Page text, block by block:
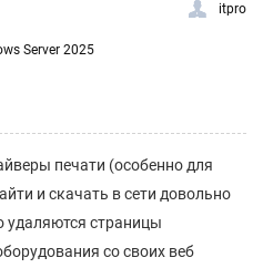
itpro
Server 2025
печати (особенно для
и скачать в сети довольно
удаляются страницы
со своих веб